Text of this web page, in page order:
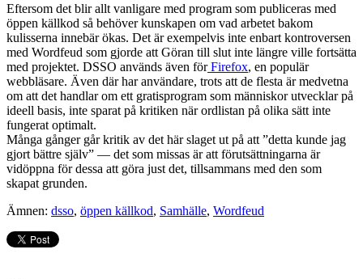
Eftersom det blir allt vanligare med program som publiceras med
öppen källkod så behöver kunskapen om vad arbetet bakom
kulisserna innebär ökas. Det är exempelvis inte enbart kontroversen
med Wordfeud som gjorde att Göran till slut inte längre ville fortsätta
med projektet. DSSO används även förFirefox, en populär
webbläsare. Även där har användare, trots att de flesta är medvetna
om att det handlar om ett gratisprogram som människor utvecklar på
ideell basis, inte sparat på kritiken när ordlistan på olika sätt inte
fungerat optimalt.
Många gånger går kritik av det här slaget ut på att ”detta kunde jag
gjort bättre själv” — det som missas är att förutsättningarna är
vidöppna för dessa att göra just det, tillsammans med den som
skapat grunden.
Ämnen: dsso, öppen källkod, Samhälle, Wordfeud